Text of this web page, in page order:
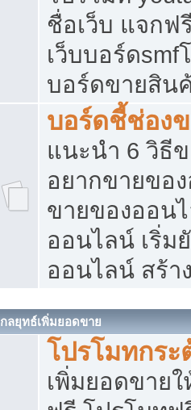
ชื่อเว็บ แจกฟ
เว็บบอร์ดsmf
บอร์ดขายสิน
บอร์ดชี้ช่อง
แนะนำ 6 วิธี
อยากขายขอ
ขายของออน
ออนไลน์ เริ่ม
ออนไลน์ สร้า
กลยุทธ์เพิ่มยอดขาย
โปรโมทกร
เพิ่มยอดขายใ